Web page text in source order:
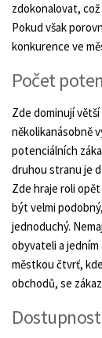
zdokonalovat,
Pokud však
konkurence ve
Počet
Zde dominují
několikanásobně
potenciálních
druhou stranu je
Zde hraje roli
být velmi
jednoduchý.
obyvateli a jedním
městkou čtvrť,
obchodů, se
Dostupnost